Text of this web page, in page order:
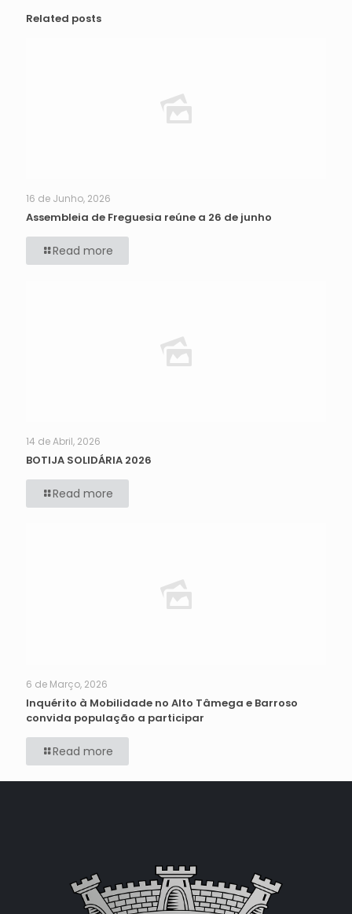
Related posts
16 de Junho, 2026
Assembleia de Freguesia reúne a 26 de junho
Read more
14 de Abril, 2026
BOTIJA SOLIDÁRIA 2026
Read more
6 de Março, 2026
Inquérito à Mobilidade no Alto Tâmega e Barroso
convida população a participar
Read more